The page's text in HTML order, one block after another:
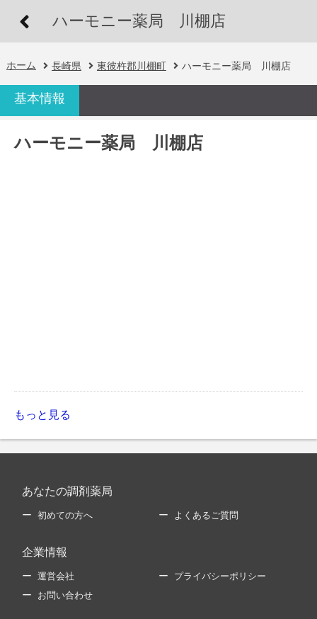
ハーモニー薬局 川棚店
ホーム 長崎県 東彼杵郡川棚町 ハーモニー薬局 川棚店
基本情報
ハーモニー薬局 川棚店
もっと見る
あなたの調剤薬局
初めての方へ よくあるご質問
企業情報
運営会社 プライバシーポリシー
お問い合わせ